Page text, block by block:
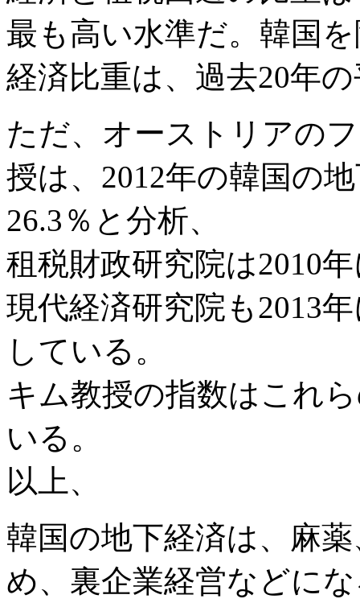
最も高い水準だ。韓国
経済比重は、過去20年
ただ、オーストリアの
授は、2012年の韓国の
26.3％と分析、
租税財政研究院は2010
現代経済研究院も2013
している。
キム教授の指数はこれ
いる。
以上、
韓国の地下経済は、麻
め、裏企業経営などに